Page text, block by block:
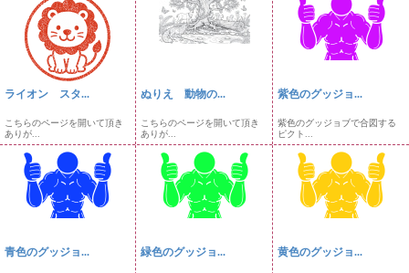
ライオン スタ...
こちらのページを開いて頂き
ありが...
ぬりえ 動物の...
こちらのページを開いて頂き
ありが...
紫色のグッジョ...
紫色のグッジョブで合図する
ピクト...
青色のグッジョ... 緑色のグッジョ... 黄色のグッジョ...